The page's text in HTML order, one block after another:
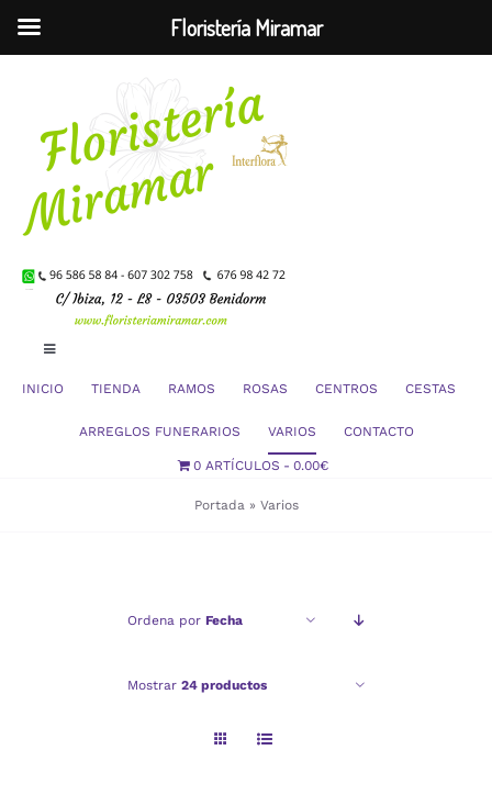
contenido
Toggle
Politica de privacidad
INICIO TIENDA RAMOS ROSAS CENTROS CESTAS
ARREGLOS FUNERARIOS VARIOS CONTACTO
0 ARTÍCULOS 0.00€
Portada » Varios
Ordena por Fecha
Mostrar 24 productos
Floristería Miramar